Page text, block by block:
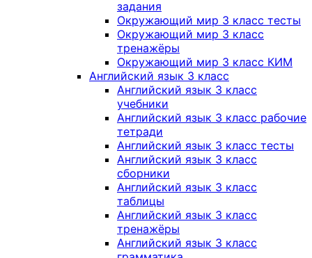
задания
Окружающий мир 3 класс тесты
Окружающий мир 3 класс
тренажёры
Окружающий мир 3 класс КИМ
Английский язык 3 класс
Английский язык 3 класс
учебники
Английский язык 3 класс рабочие
тетради
Английский язык 3 класс тесты
Английский язык 3 класс
сборники
Английский язык 3 класс
таблицы
Английский язык 3 класс
тренажёры
Английский язык 3 класс